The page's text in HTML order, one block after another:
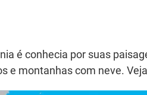
é conhecia por suas
e montanhas com neve.